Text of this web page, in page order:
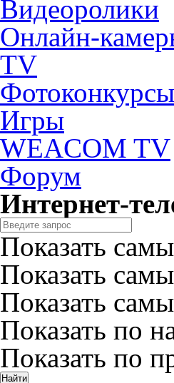
Видеоролики
Онлайн-
TV
Фотоконкурсы
Игры
WEACOM TV
Форум
Интернет-
Показать
Показать
Показать
Показать по
Показать по